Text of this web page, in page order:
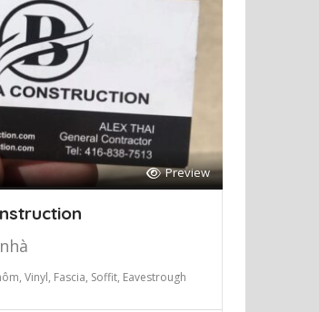
Preview
Vinyl, Fascia, Soffit, Eavestrough